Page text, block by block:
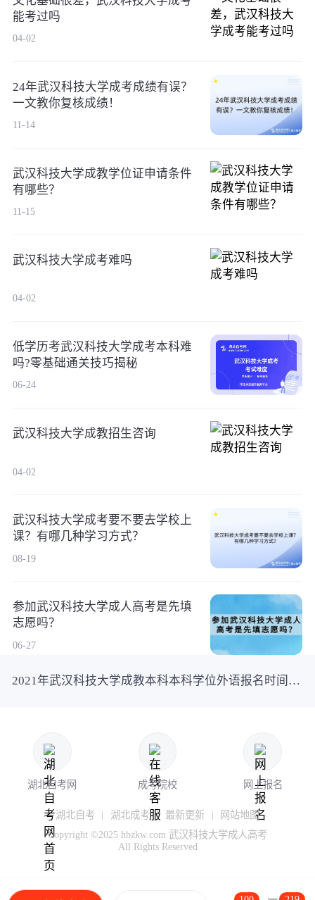
能考过吗
04-02
24年武汉科技大学成考成绩有误？
一文教你复核成绩！
11-14
武汉科技大学成教学位证申请条件
有哪些？
11-15
武汉科技大学成考难吗
04-02
低学历考武汉科技大学成考本科难
吗?零基础通关技巧揭秘
06-24
武汉科技大学成教招生咨询
04-02
武汉科技大学成考要不要去学校上
课？有哪几种学习方式？
08-19
参加武汉科技大学成人高考是先填
志愿吗？
06-27
2021年武汉科技大学成教本科本科学位外语报名时间及条件
湖北自考网 成考院校 网上报名
湖北自考 | 湖北成考 | 最新更新 |
网站地图
Copyright ©2025 hbzkw.com 武汉科技大学成人高考
All Rights Reserved